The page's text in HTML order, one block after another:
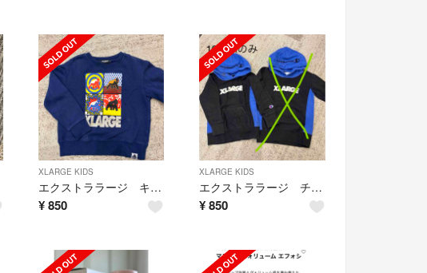
XLARGE KIDS
エクストララージ キッズ トレーナー
¥ 850
XLARGE KIDS
エクストララージ チャンピオン パーカー 100cm
¥850